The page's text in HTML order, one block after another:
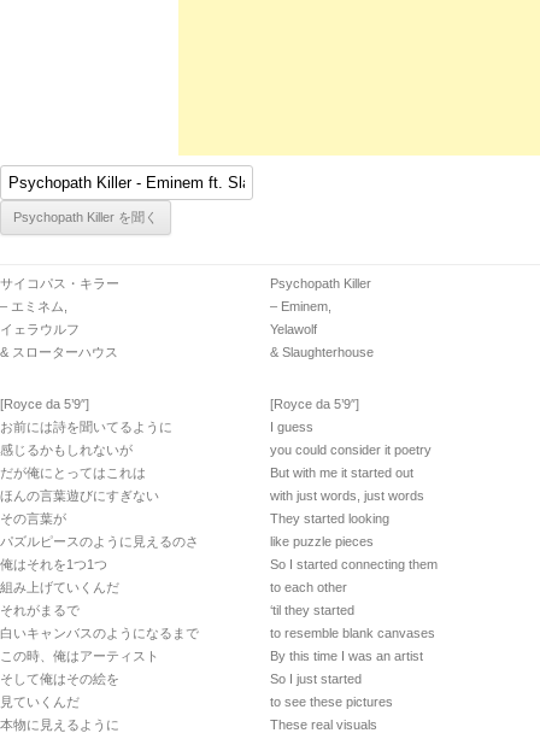
サイコパス・キラー
– エミネム,
イェラウルフ
& スローターハウス
[Royce da 5’9″]
お前には詩を聞いてるように
感じるかもしれないが
だが俺にとってはこれは
ほんの言葉遊びにすぎない
その言葉が
パズルピースのように見えるのさ
俺はそれを1つ1つ
組み上げていくんだ
それがまるで
白いキャンバスのようになるまで
この時、俺はアーティスト
そして俺はその絵を
見ていくんだ
本物に見えるように
Psychopath Killer
– Eminem,
Yelawolf
& Slaughterhouse
[Royce da 5’9″]
I guess
you could consider it poetry
But with me it started out
with just words, just words
They started looking
like puzzle pieces
So I started connecting them
to each other
‘til they started
to resemble blank canvases
By this time I was an artist
So I just started
to see these pictures
These real visuals